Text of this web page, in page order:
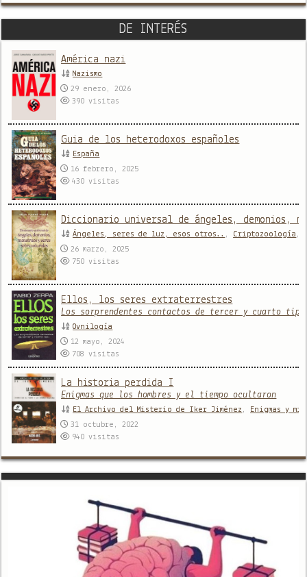
DE INTERÉS
América nazi
Nazismo
29 enero, 2026
390visitas
Guia de los heterodoxos españoles
España
16 febrero, 2025
430visitas
Diccionario universal de ángeles, demonios,
Ángeles, seres de luz, esos otros.. , Criptozoología ,
26 marzo, 2025
750visitas
Ellos, los seres extraterrestres
Los sorprendentes contactos de tercer y cuarto tipo
Ovnilogía
12 mayo, 2024
708visitas
La historia perdida I
Enigmas que los hombres y el tiempo ocultaron
El Archivo del Misterio de Iker Jiménez ,
Enigmas y
31 octubre, 2022
940visitas